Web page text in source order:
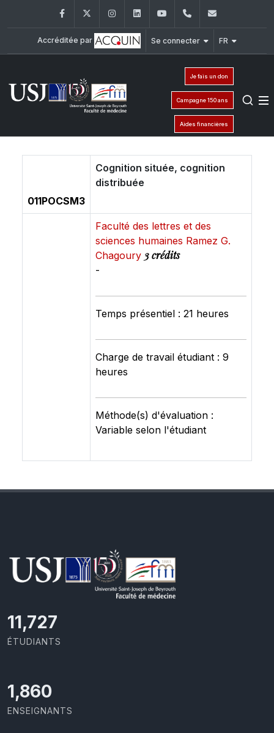
FacebookTwitter InstagramLinkedInYouTube+961 (1) 421 235
Accréditée par Se connecter FR
Je fais un don
Campagne 150 ans
Aides financières
011POCSM3
Cognition située, cognition
distribuée
Faculté des lettres et des
sciences humaines Ramez G.
Chagoury 3 crédits
-
Temps présentiel : 21 heures
Charge de travail étudiant : 9
heures
Méthode(s) d'évaluation :
Variable selon l'étudiant
11,727
ÉTUDIANTS
1,973
ENSEIGNANTS